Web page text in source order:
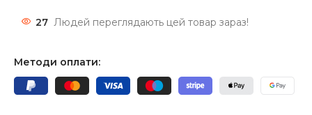
27 Людей переглядають цей товар зараз!
Методи оплати: